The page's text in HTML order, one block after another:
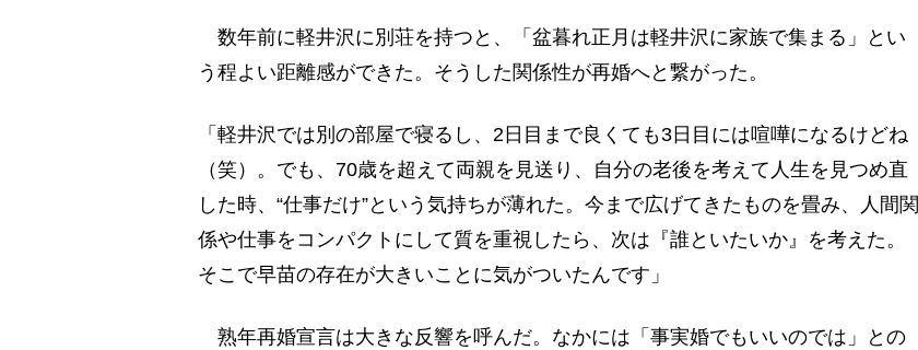
数年前に軽井沢に別荘を持つと、「盆暮れ正月は軽井沢に家族で集まる」とい
う程よい距離感ができた。そうした関係性が再婚へと繋がった。
「軽井沢では別の部屋で寝るし、2日目まで良くても3日目には喧嘩になるけどね
（笑）。でも、70歳を超えて両親を見送り、自分の老後を考えて人生を見つめ直
した時、“仕事だけ”という気持ちが薄れた。今まで広げてきたものを畳み、人間関
係や仕事をコンパクトにして質を重視したら、次は『誰といたいか』を考えた。
そこで早苗の存在が大きいことに気がついたんです」
熟年再婚宣言は大きな反響を呼んだ。なかには「事実婚でもいいのでは」との